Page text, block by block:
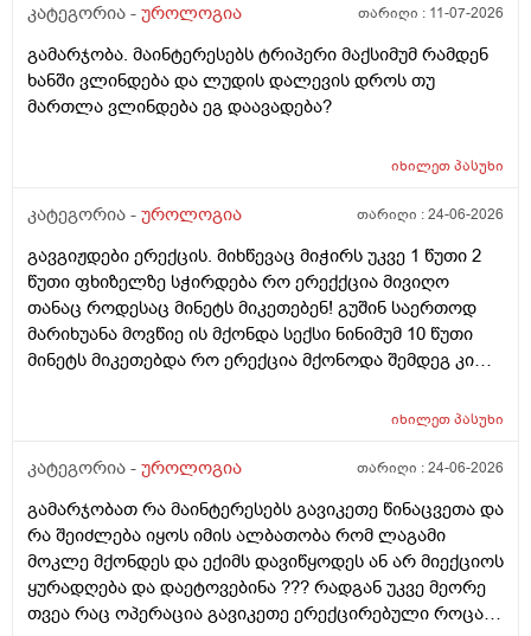
კატეგორია - უროლოგია თარიღი : 11-07-2026
გამარჯობა. მაინტერესებს ტრიპერი მაქსიმუმ რამდენ
ხანში ვლინდება და ლუდის დალევის დროს თუ
მართლა ვლინდება ეგ დაავადება?
იხილეთპასუხი
კატეგორია - უროლოგია თარიღი :24-06-2026
გავგიჟდები ერექცის. მიხწევაც მიჭირს უკვე 1 წუთი 2
წუთი ფხიზელზე სჭირდება რო ერექქცია მივიღო
თანაც როდესაც მინეტს მიკეთებენ! გუშინ საერთოდ
მარიხუანა მოვწიე ის მქონდა სექსი ნინიმუმ 10 წუთი
მინეტს მიკეთებდა რო ერექცია მქონოდა შემდეგ კი
ერექცია მაგრამ გავგიჟდი დავისტრესე რავქნა
იხილეთპასუხი
კატეგორია - უროლოგია თარიღი :24-06-2026
გამარჯობათ რა მაინტერესებს გავიკეთე წინაცვეთა და
რა შეიძლება იყოს იმის ალბათობა რომ ლაგამი
მოკლე მქონდეს და ექიმს დავიწყოდეს ან არ მიექციოს
ყურადღება და დაეტოვებინა ??? რადგან უკვე მეორე
თვეა რაც ოპერაცია გავიკეთე ერექცირებული როცა